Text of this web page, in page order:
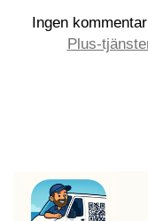
Ingen
Plus-